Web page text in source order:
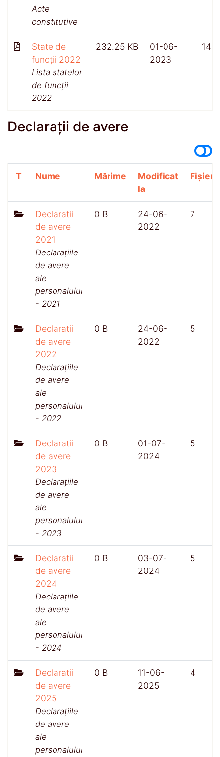
Acte
constitutive
State de
funcții 2022
Lista statelor
de funcții
2022
232.25 KB
01-06-
2023
Declarații de avere
T Nume Mărime
Modificat
la
Fișiere
Declaratii
de avere
2021
Declarațiile
de avere
ale
personalului
- 2021
0 B
24-06-
2022
7
Declaratii
de avere
2022
Declarațiile
de avere
ale
personalului
- 2022
0 B
24-06-
2022
5
Declaratii
de avere
2023
Declarațiile
de avere
ale
personalului
- 2023
0 B
01-07-
2024
5
Declaratii
de avere
2024
Declarațiile
de avere
ale
personalului
- 2024
0 B
03-07-
2024
5
Declaratii
de avere
2025
Declarațiile
de avere
ale
personalului
0 B
11-06-
2025
4